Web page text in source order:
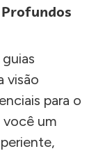
visão
para o
você um